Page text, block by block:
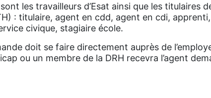
les travailleurs d’Esat ainsi que les titulaires
: titulaire, agent en cdd, agent en cdi,
civique, stagiaire école.
doit se faire directement auprès de
ou un membre de la DRH recevra l’agent